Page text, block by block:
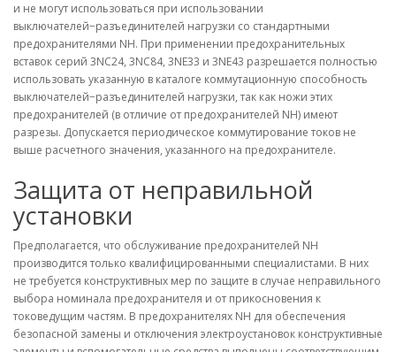
и не могут использоваться при использовании
выключателей−разъединителей нагрузки со стандартными
предохранителями NH. При применении предохранительных
вставок серий 3NC24, 3NC84, 3NE33 и 3NE43 разрешается полностью
использовать указанную в каталоге коммутационную способность
выключателей−разъединителей нагрузки, так как ножи этих
предохранителей (в отличие от предохранителей NH) имеют
разрезы. Допускается периодическое коммутирование токов не
выше расчетного значения, указанного на предохранителе.
Защита от неправильной
установки
Предполагается, что обслуживание предохранителей NH
производится только квалифицированными специалистами. В них
не требуется конструктивных мер по защите в случае неправильного
выбора номинала предохранителя и от прикосновения к
токоведущим частям. В предохранителях NH для обеспечения
безопасной замены и отключения электроустановок конструктивные